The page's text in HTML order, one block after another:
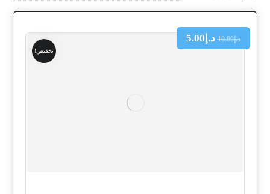
تخفيض!
د.إ10.00 د.إ 5.00